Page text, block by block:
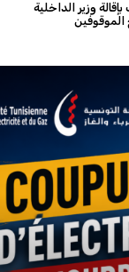
وزير الداخلية